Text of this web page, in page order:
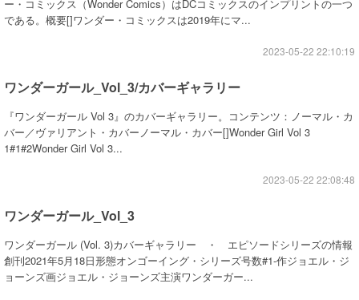
ー・コミックス（Wonder Comics）はDCコミックスのインプリントの一つ
である。概要[]ワンダー・コミックスは2019年にマ...
2023-05-22 22:10:19
ワンダーガール_Vol_3/カバーギャラリー
『ワンダーガール Vol 3』のカバーギャラリー。コンテンツ：ノーマル・カ
バー／ヴァリアント・カバーノーマル・カバー[]Wonder Girl Vol 3
1#1#2Wonder Girl Vol 3...
2023-05-22 22:08:48
ワンダーガール_Vol_3
ワンダーガール (Vol. 3)カバーギャラリー ・ エピソードシリーズの情報
創刊2021年5月18日形態オンゴーイング・シリーズ号数#1-作ジョエル・ジ
ョーンズ画ジョエル・ジョーンズ主演ワンダーガー...